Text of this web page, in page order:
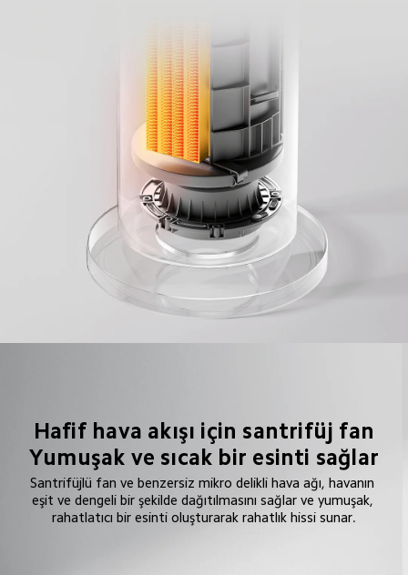
Hafif hava akışı için santrifüj fan
Yumuşak ve sıcak bir esinti sağlar
Santrifüjlü fan ve benzersiz mikro delikli hava ağı, havanın
eşit ve dengeli bir şekilde dağıtılmasını sağlar ve yumuşak,
rahatlatıcı bir esinti oluşturarak rahatlık hissi sunar.